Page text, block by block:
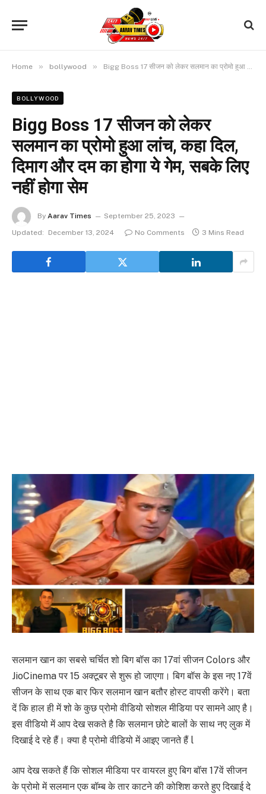
Home » bollywood » Bigg Boss 17 सीजन को लेकर सलमान का प्रोमो हुआ लांच, कहा दिल, दिमाग और दम का होगा ये गेम, सबके लिए नहीं होगा सेम
BOLLYWOOD
Bigg Boss 17 सीजन को लेकर
सलमान का प्रोमो हुआ लांच, कहा दिल,
दिमाग और दम का होगा ये गेम, सबके लिए
नहीं होगा सेम
By Aarav Times
September 25, 2023
Updated:
December 13, 2024 No Comments 3 Mins Read
सलमान खान का सबसे चर्चित शो बिग बॉस का 17वां सीजन Colors और
JioCinema पर 15 अक्टूबर से शुरू हो जाएगा। बिग बॉस के इस नए 17वें
सीजन के साथ एक बार फिर सलमान खान बतौर होस्ट वापसी करेंगे। बता
दें कि हाल ही में शो के कुछ प्रोमो वीडियो सोशल मीडिया पर सामने आए है।
इस वीडियो में आप देख सकते है कि सलमान छोटे बालों के साथ नए लुक में
दिखाई दे रहे हैं। क्या है प्रोमो वीडियो में आइए जानते हैं l
आप देख सकते हैं कि सोशल मीडिया पर वायरल हुए बिग बॉस 17वें सीजन
के प्रोमो में सलमान एक बॉम्ब के तार काटने की कोशिश करते हुए दिखाई दे